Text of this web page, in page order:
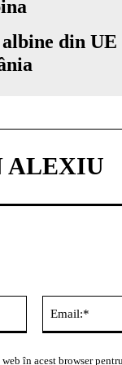
din UE
ALEXIU
în acest browser